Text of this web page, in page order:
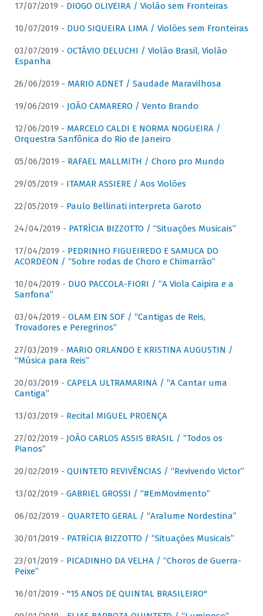
17/07/2019 - DIOGO OLIVEIRA / Violão sem Fronteiras
10/07/2019 - DUO SIQUEIRA LIMA / Violões sem Fronteiras
03/07/2019 - OCTÁVIO DELUCHI / Violão Brasil, Violão
Espanha
26/06/2019 - MARIO ADNET / Saudade Maravilhosa
19/06/2019 - JOÃO CAMARERO / Vento Brando
12/06/2019 - MARCELO CALDI E NORMA NOGUEIRA /
Orquestra Sanfônica do Rio de Janeiro
05/06/2019 - RAFAEL MALLMITH / Choro pro Mundo
29/05/2019 - ITAMAR ASSIERE / Aos Violões
22/05/2019 - Paulo Bellinati interpreta Garoto
24/04/2019 - PATRÍCIA BIZZOTTO / “Situações Musicais”
17/04/2019 - PEDRINHO FIGUEIREDO E SAMUCA DO
ACORDEON / “Sobre rodas de Choro e Chimarrão”
10/04/2019 - DUO PACCOLA-FIORI / “A Viola Caipira e a
Sanfona”
03/04/2019 - OLAM EIN SOF / “Cantigas de Reis,
Trovadores e Peregrinos”
27/03/2019 - MARIO ORLANDO E KRISTINA AUGUSTIN /
“Música para Reis”
20/03/2019 - CAPELA ULTRAMARINA / “A Cantar uma
Cantiga”
13/03/2019 - Recital MIGUEL PROENÇA
27/02/2019 - JOÃO CARLOS ASSIS BRASIL / “Todos os
Pianos”
20/02/2019 - QUINTETO REVIVÊNCIAS / “Revivendo Victor”
13/02/2019 - GABRIEL GROSSI / “#EmMovimento”
06/02/2019 - QUARTETO GERAL / “Aralume Nordestina”
30/01/2019 - PATRíCIA BIZZOTTO / “Situações Musicais”
23/01/2019 - PICADINHO DA VELHA / “Choros de Guerra-
Peixe”
16/01/2019 - "15 ANOS DE QUINTAL BRASILEIRO"